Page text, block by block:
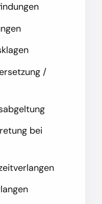
/
bei